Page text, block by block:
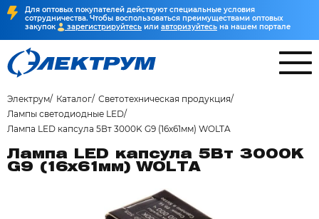
Для оптовых покупателей действуют специальные условия
сотрудничества. Чтобы воспользоваться преимуществами оптовых
закупок
зарегистрируйтесь или авторизуйтесь на нашем портале
Электрум Каталог Светотехническая продукция
Лампы светодиодные LED
Лампа LED капсула 5Вт 3000K G9 (16х61мм) WOLTA
Лампа LED капсула 5Вт 3000K
G9 (16х61мм) WOLTA